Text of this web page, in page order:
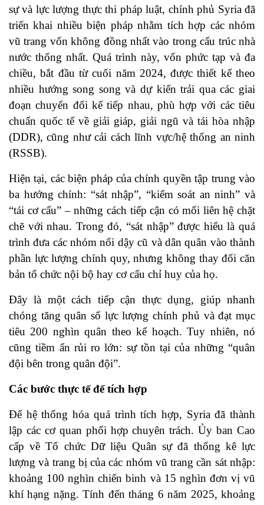
sự và lực lượng thực thi pháp luật, chính phủ Syria đã
triển khai nhiều biện pháp nhằm tích hợp các nhóm
vũ trang vốn không đồng nhất vào trong cấu trúc nhà
nước thống nhất. Quá trình này, vốn phức tạp và đa
chiều, bắt đầu từ cuối năm 2024, được thiết kế theo
nhiều hướng song song và dự kiến trải qua các giai
đoạn chuyển đổi kế tiếp nhau, phù hợp với các tiêu
chuẩn quốc tế về giải giáp, giải ngũ và tái hòa nhập
(DDR), cũng như cải cách lĩnh vực/hệ thống an ninh
(RSSB).
Hiện tại, các biện pháp của chính quyền tập trung vào
ba hướng chính: “sát nhập”, “kiểm soát an ninh” và
“tái cơ cấu” – những cách tiếp cận có mối liên hệ chặt
chẽ với nhau. Trong đó, “sát nhập” được hiểu là quá
trình đưa các nhóm nổi dậy cũ và dân quân vào thành
phần lực lượng chính quy, nhưng không thay đổi căn
bản tổ chức nội bộ hay cơ cấu chỉ huy của họ.
Đây là một cách tiếp cận thực dụng, giúp nhanh
chóng tăng quân số lực lượng chính phủ và đạt mục
tiêu 200 nghìn quân theo kế hoạch. Tuy nhiên, nó
cũng tiềm ẩn rủi ro lớn: sự tồn tại của những “quân
đội bên trong quân đội”.
Các bước thực tế để tích hợp
Để hệ thống hóa quá trình tích hợp, Syria đã thành
lập các cơ quan phối hợp chuyên trách. Ủy ban Cao
cấp về Tổ chức Dữ liệu Quân sự đã thống kê lực
lượng và trang bị của các nhóm vũ trang cần sát nhập:
khoảng 100 nghìn chiến binh và 15 nghìn đơn vị vũ
khí hạng nặng. Tính đến tháng 6 năm 2025, khoảng